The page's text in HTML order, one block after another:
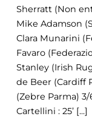
Sherratt (Non
Mike Adamson
Clara Munarini
Favaro
Stanley (Irish
de Beer (Cardiff
(Zebre Parma)
Cartellini : 25’ [...]